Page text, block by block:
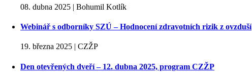
08. dubna 2025 | Bohumil Kotlík
Webinář s odborníky SZÚ – Hodnocení zdravotních rizik z ovzduší
19. března 2025 | CZŽP
Den otevřených dveří – 12. dubna 2025, program CZŽP